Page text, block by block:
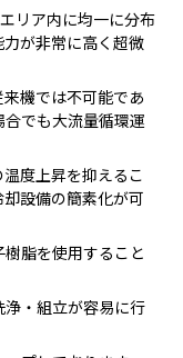
リア内に均一に分布
が非常に高く超微
機では不可能であ
でも大流量循環運
度上昇を抑えるこ
設備の簡素化が可
脂を使用すること
・組立が容易に行